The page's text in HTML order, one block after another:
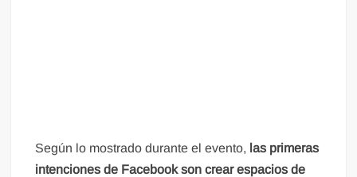
​Según lo mostrado durante el evento, las primeras
intenciones de Facebook son crear espacios de